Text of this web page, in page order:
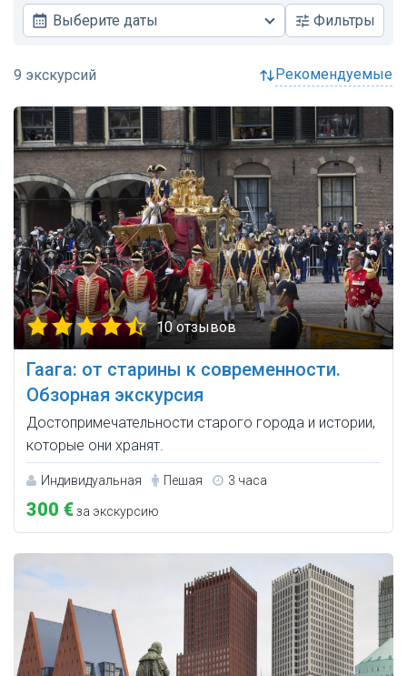
Выберите даты Фильтры
рекомендуемые
10 отзывов
Гаага: от старины к современности.
Обзорная экскурсия
Достопримечательности старого города и истории,
которые они хранят.
Индивидуальная Пешая 3 часа
300 €за экскурсию